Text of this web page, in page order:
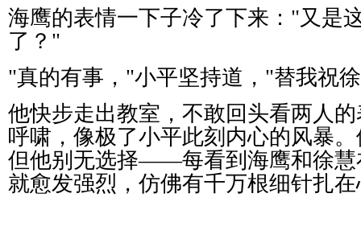
海鹰的表情一下子冷了下来： "又是
了？ "
"真的有事， "小平坚持道， "替我祝
他快步走出教室，不敢回头看两人
呼啸，像极了小平此刻内心的风暴
但他别无选择——每看到海鹰和徐
就愈发强烈，仿佛有千万根细针扎